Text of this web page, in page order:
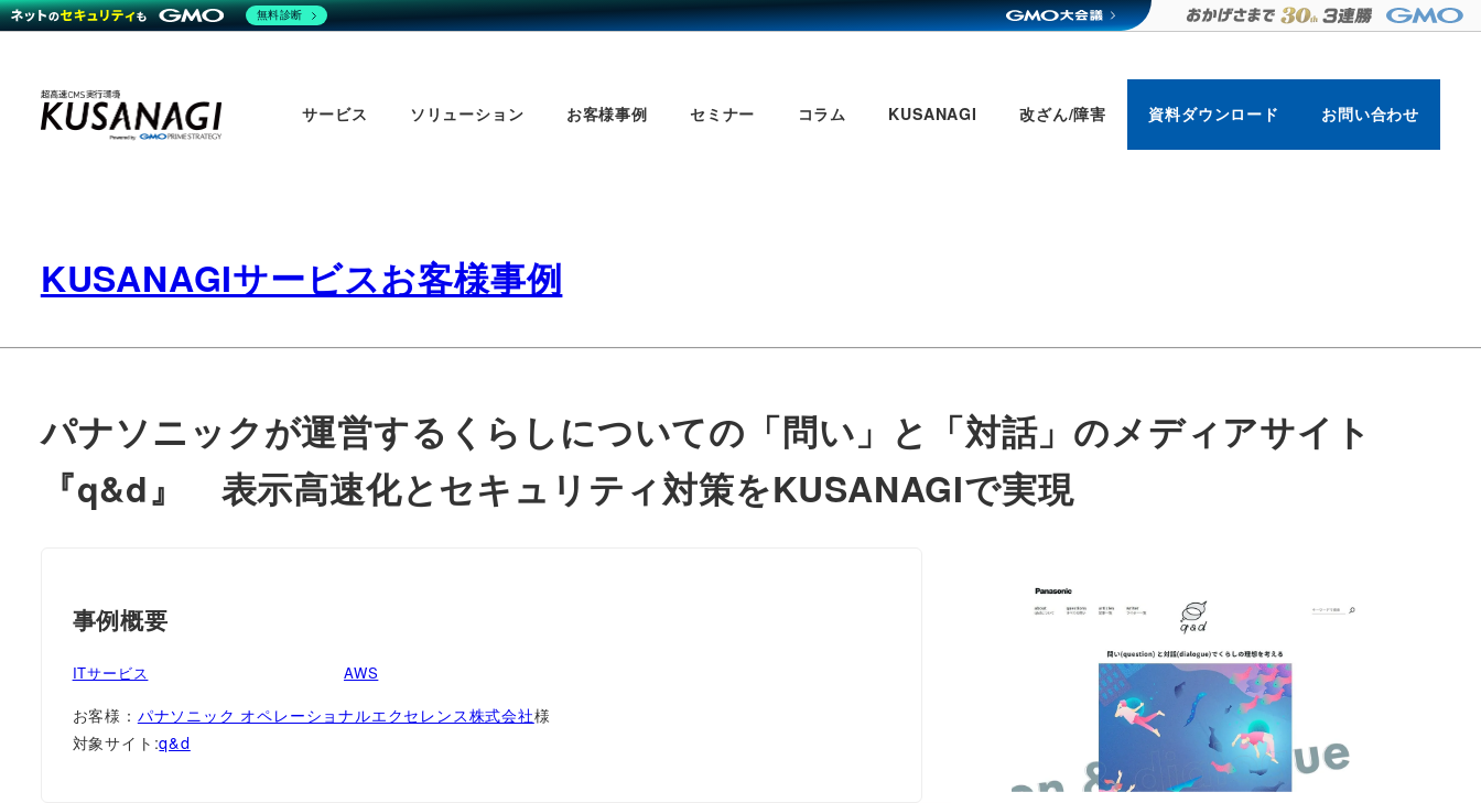
main
サービス ソリューション お客様事例 セミナー コラム KUSANAGI 改ざん/障害 資料ダウンロード お問い合わせ
KUSANAGIサービスお客様事例
パナソニックが運営するくらしについての「問い」と「対話」のメディアサイト
『q&d』 表示高速化とセキュリティ対策をKUSANAGIで実現
事例概要
ITサービス AWS
お客様： パナソニック オペレーショナルエクセレンス株式会社様
対象サイト:q&d
無料診断